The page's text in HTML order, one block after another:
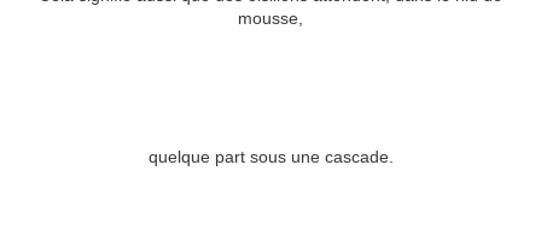
mousse,
quelque part sous une cascade.